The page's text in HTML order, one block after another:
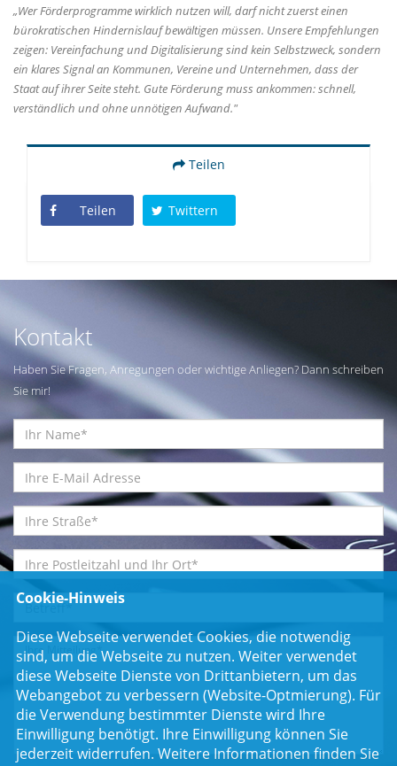
Wer Förderprogramme wirklich nutzen will, darf nicht zuerst einen
bürokratischen Hindernislauf bewältigen müssen. Unsere Empfehlungen
zeigen: Vereinfachung und Digitalisierung sind kein Selbstzweck, sondern
ein klares Signal an Kommunen, Vereine und Unternehmen, dass der
Staat auf ihrer Seite steht. Gute Förderung muss ankommen: schnell,
verständlich und ohne unnötigen Aufwand."
Teilen
Teilen Twittern
Kontakt
Haben Sie Fragen, Anregungen oder wichtige Anliegen? Dann schreiben
Sie mir!
Cookie-Hinweis
Diese Webseite verwendet Cookies, die notwendig
sind, um die Webseite zu nutzen. Weiter verwendet
diese Webseite Dienste von Drittanbietern, um das
Webangebot zu verbessern (Website-Optmierung). Für
die Verwendung bestimmter Dienste wird Ihre
Einwilligung benötigt. Ihre Einwilligung können Sie
jederzeit widerrufen. Weitere Informationen finden Sie